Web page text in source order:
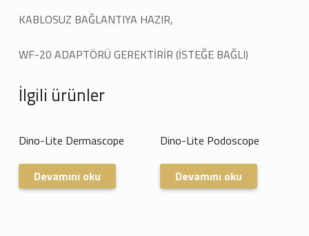
KABLOSUZ BAĞLANTIYA HAZIR,
WF-20 ADAPTÖRÜ GEREKTİRİR (İSTEĞE BAĞLI)
İlgili ürünler
Dino-Lite Dermascope
Devamını oku
Dino-Lite Podoscope
Devamını oku